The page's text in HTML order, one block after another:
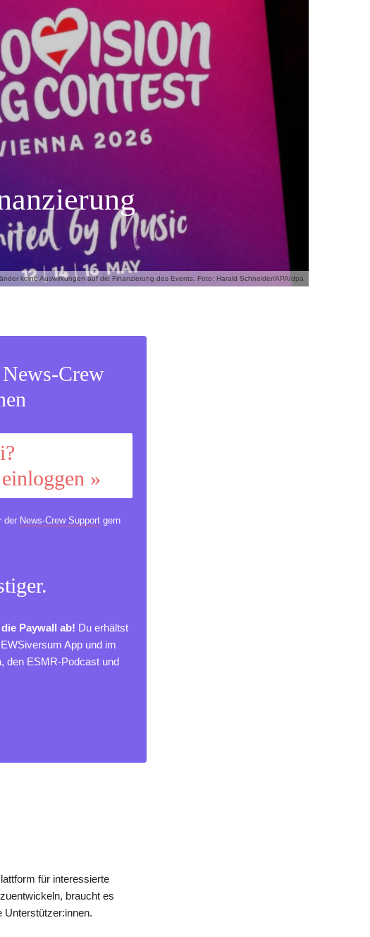
keine Auswirkungen auf die Finanzierung des Events. Foto: Harald Schneider/APA/dpa
Crew
»
der News-Crew Supportgern
Paywall ab! Du erhältst
App und im
den ESMR-Podcast und
für interessierte
braucht es
Unterstützer:innen.